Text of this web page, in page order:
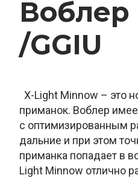
Воблер
/GGIU
X-Light Minnow – это
приманок. Воблер
с оптимизированным
дальние и при этом
приманка попадает в
Light Minnow отлично